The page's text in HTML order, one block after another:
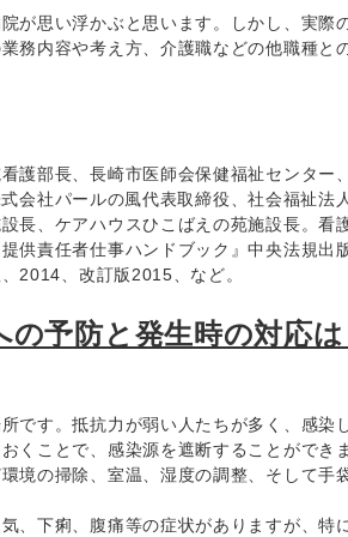
が思い浮かぶと思います。しかし、実
務内容や考え方、介護職などの他職種
護部長、長崎市医師会保健福祉センタ
会社パールの風代表取締役、社会福祉法
長、ケアハウスひこばえの苑施設長。看
供責任者仕事ハンドブック』中央法規
2014、改訂版2015、など。
予防と発生時の対応
す。抵抗力が弱い人たちが多く、感染
ことで、感染源を遮断することができ
境の掃除、室温、湿度の調整、そして
下痢、腹痛等の症状がありますが、特